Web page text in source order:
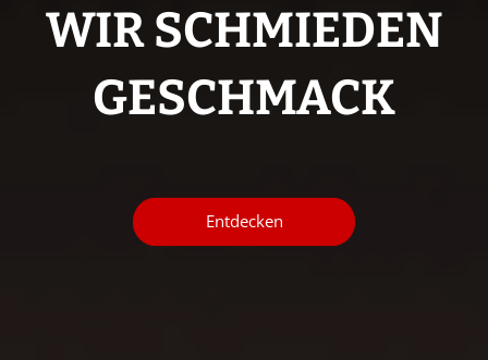
WIR SCHMIEDEN
GESCHMACK
Entdecken